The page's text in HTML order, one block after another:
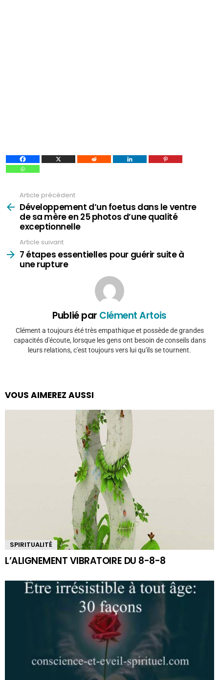
plus
Article précédent
Développement d’un foetus dans le ventre
de sa mère en 25 photos d’une qualité
exceptionnelle
Article suivant
7 étapes essentielles pour guérir suite à
une rupture
Publié par Clément Artois
Clément a toujours été très empathique et possède de grandes
capacités d'écoute, lorsque les gens ont besoin de conseils dans
leurs relations, c'est toujours vers lui qu'ils se tournent.
VOUS AIMEREZ AUSSI
SPIRITUALITÉ
L’ALIGNEMENT VIBRATOIRE DU 8-8-8